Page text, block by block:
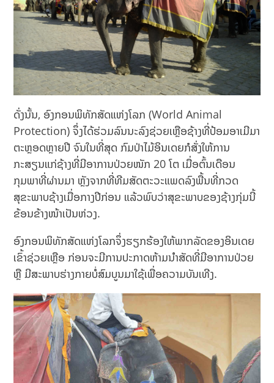
ດັ່ງນັ້ນ, ອົງກອນພິທັກສັດແຫ່ງໂລກ (World Animal
Protection) ຈຶ່ງໄດ້ຮ່ວມລົນນະລົງຊ່ວຍເຫຼືອຊ້າງທີ່ປ້ອມອາເມີມາ
ຕະຫຼອດຫຼາຍປີ ຈົນໃນທີ່ສຸດ ກົມປ່າໄມ້ອິນເດຍກໍສັ່ງໃຫ້ການ
ກະສຽນແກ່ຊ້າງທີ່ມີອາການປ່ວຍໜັກ 20 ໂຕ ເມື່ອຕົ້ນເດືອນ
ກຸມພາທີ່ຜ່ານມາ ຫຼັງຈາກທີ່ທີມສັດຕະວະແພດລົງພື້ນທີ່ກວດ
ສຸຂະພາບຊ້າງເມື່ອກາງປີກ່ອນ ແລ້ວພົບວ່າສຸຂະພາບຂອງຊ້າງກຸ່ມນີ້
ຂ້ອນຂ້າງໜ້າເປັນຫ່ວງ.
ອົງກອນພິທັກສັດແຫ່ງໂລກຈຶ່ງຮຽກຮ້ອງໃຫ້ພາກລັດຂອງອິນເດຍ
ເຂົ້າຊ່ວຍເຫຼືອ ກ່ອນຈະມີການປະກາດຫ້າມນຳສັດທີ່ມີອາການປ່ວຍ
ຫຼື ມີສະພາບຮ່າງກາຍບໍ່ສົມບູນມາໃຊ້ເພື່ອຄວາມບັນເທີງ.